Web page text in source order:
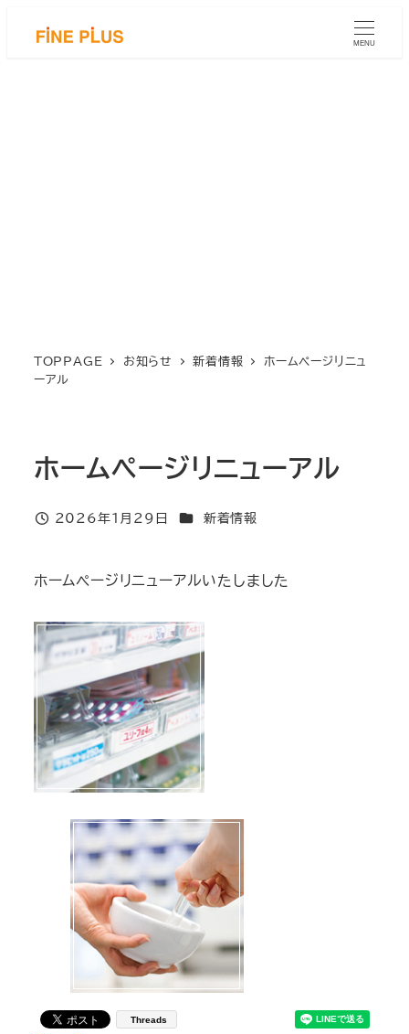
MENU
TOPPAGE お知らせ 新着情報
ホームページリニュ
ーアル
ホームページリニューアル
投稿日
2026年1月29日 カテゴリー
新着情報
ホームページリニューアルいたしました
Threads